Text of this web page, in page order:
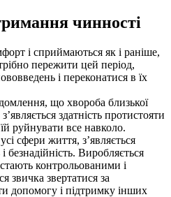
чинності
і сприймаються як і раніше,
пережити цей період,
і переконатися в їх
що хвороба близької
здатність протистояти
руйнувати все навколо.
сфери життя, з’являється
безнадійність. Виробляється
стають контрольованими і
звичка звертатися за
допомогу і підтримку інших